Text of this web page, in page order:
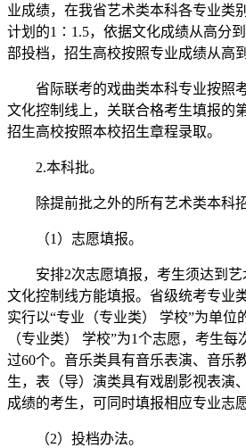
业成绩，在我省艺术类本科各专业类
计划的1∶1.5，依据文化成绩从高分
部投档，招生高校按照专业成绩从高
省际联考的戏曲类本科专业按照
文化控制线上，关联合格考生填报的
招生高校按照本校招生章程录取。
2.本科批。
除提前批之外的所有艺术类本科招
（1）志愿填报。
安排2次志愿填报，考生须达到艺
文化控制线方能填报。省级统考专业
实行以“专业（专业类） 学校”为单位
（专业类） 学校”为1个志愿，考生
过60个。音乐类具有音乐表演、音乐
生，表（导）演类具有戏剧影视表演
成绩的考生，可同时填报相应专业志愿
（2）投档办法。